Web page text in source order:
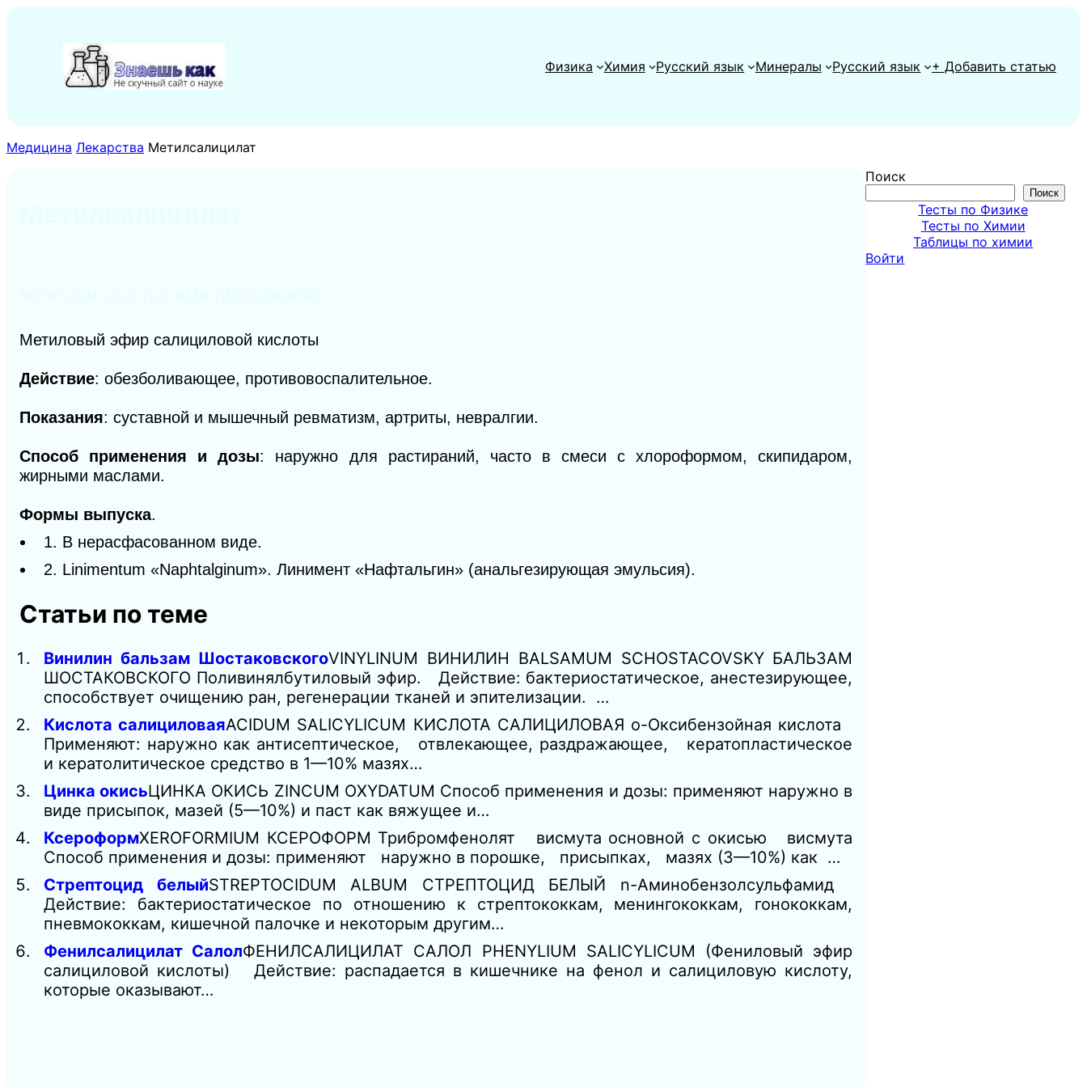
содержимому
Физика
Химия Русский язык Минералы Русский язык + Добавить статью
Медицина Лекарства Метилсалицилат
Метиловый эфир салициловой кислоты
Действие: обезболивающее, противовоспалительное.
Показания: суставной и мышечный ревматизм, артриты, невралгии.
Способ применения и дозы: наружно для растираний, часто в смеси с хлороформом, скипидаром,
жирными маслами.
Формы выпуска.
1. В нерасфасованном виде.
2. Linimentum «Naphtalginum». Линимент «Нафтальгин» (анальгезирующая эмульсия).
Статьи по теме
Винилин бальзам ШостаковскогоVINYLINUM ВИНИЛИН BALSAMUM SCHOSTACOVSKY БАЛЬЗАМ
ШОСТАКОВСКОГО Поливинялбутиловый эфир. Действие: бактериостатическое, анестезирующее,
способствует очищению ран, регенерации тканей и эпителизации. …
Кислота салициловаяACIDUM SALICYLICUM КИСЛОТА САЛИЦИЛОВАЯ о-Оксибензойная кислота
Применяют: наружно как антисептическое, отвлекающее, раздражающее, кератопластическое
и кератолитическое средство в 1—10% мазях…
Цинка окисьЦИНКА ОКИСЬ ZINCUM OXYDATUM Способ применения и дозы: применяют наружно в
виде присыпок, мазей (5—10%) и паст как вяжущее и…
КсероформXEROFORMIUM КСЕРОФОРМ Трибромфенолят висмута основной с окисью висмута
Способ применения и дозы: применяют наружно в порошке, присыпках, мазях (3—10%) как …
Стрептоцид белыйSTREPTOCIDUM ALBUM СТРЕПТОЦИД БЕЛЫЙ n-Аминобензолсульфамид
Действие: бактериостатическое по отношению к стрептококкам, менингококкам, гонококкам,
пневмококкам, кишечной палочке и некоторым другим…
Фенилсалицилат СалолФЕНИЛСАЛИЦИЛAT САЛОЛ PHENYLIUM SALICYLICUM (Фениловый эфир
салициловой кислоты) Действие: распадается в кишечнике на фенол и салициловую кислоту,
которые оказывают…
Поиск
Поиск
Тесты по Физике
Тесты по Химии
Таблицы по химии
Войти